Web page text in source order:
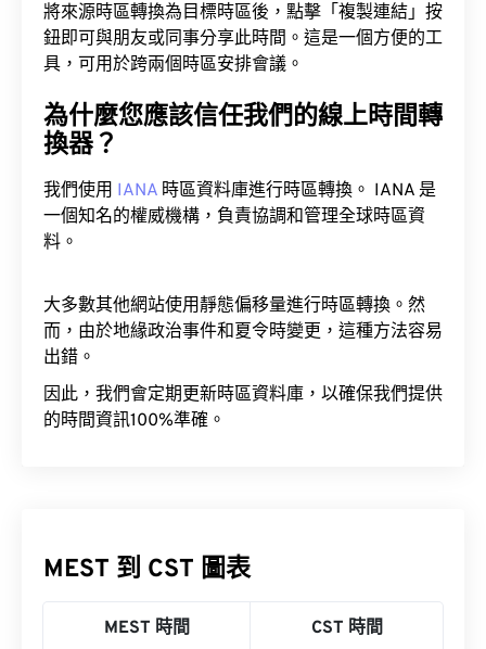
將來源時區轉換為目標時區後，點擊「複製連結」按
鈕即可與朋友或同事分享此時間。這是一個方便的工
具，可用於跨兩個時區安排會議。
為什麼您應該信任我們的線上時間轉
換器？
我們使用 IANA 時區資料庫進行時區轉換。 IANA 是
一個知名的權威機構，負責協調和管理全球時區資
料。
大多數其他網站使用靜態偏移量進行時區轉換。然
而，由於地緣政治事件和夏令時變更，這種方法容易
出錯。
因此，我們會定期更新時區資料庫，以確保我們提供
的時間資訊100%準確。
MEST 到 CST 圖表
MEST 時間 CST 時間